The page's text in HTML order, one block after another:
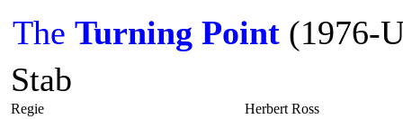
The Turning Point (1976-
Stab
Regie Herbert Ross